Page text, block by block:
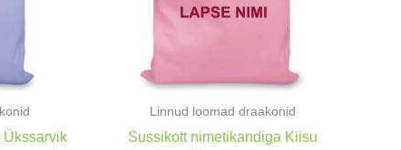
Ükssarvik
Linnud loomad draakonid
Sussikott nimetikandiga Kiisu